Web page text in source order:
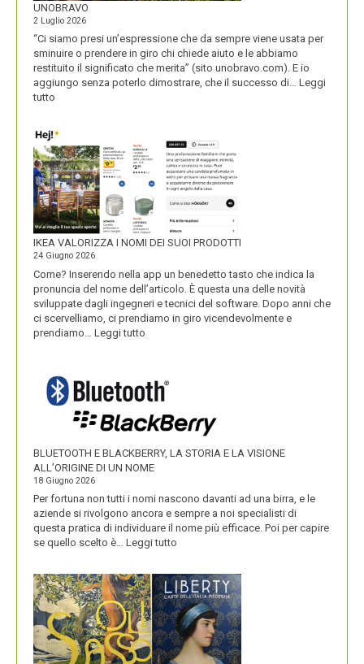
UNOBRAVO
2 Luglio 2026
“Ci siamo presi un’espressione che da sempre viene usata per
sminuire o prendere in giro chi chiede aiuto e le abbiamo
restituito il significato che merita” (sito unobravo.com). E io
aggiungo senza poterlo dimostrare, che il successo di… Leggi
tutto
IKEA VALORIZZA I NOMI DEI SUOI PRODOTTI
24 Giugno 2026
Come? Inserendo nella app un benedetto tasto che indica la
pronuncia del nome dell’articolo. È questa una delle novità
sviluppate dagli ingegneri e tecnici del software. Dopo anni che
ci scervelliamo, ci prendiamo in giro vicendevolmente e
prendiamo… Leggi tutto
NOMI
DEI
SUOI
PRODOTTI
BLUETOOTH E BLACKBERRY, LA STORIA E LA VISIONE
ALL’ORIGINE DI UN NOME
18 Giugno 2026
Per fortuna non tutti i nomi nascono davanti ad una birra, e le
aziende si rivolgono ancora e sempre a noi specialisti di
questa pratica di individuare il nome più efficace. Poi per capire
se quello scelto è… Leggi tutto
E
BLACKBERRY,
LA
STORIA
E
LA
VISIONE